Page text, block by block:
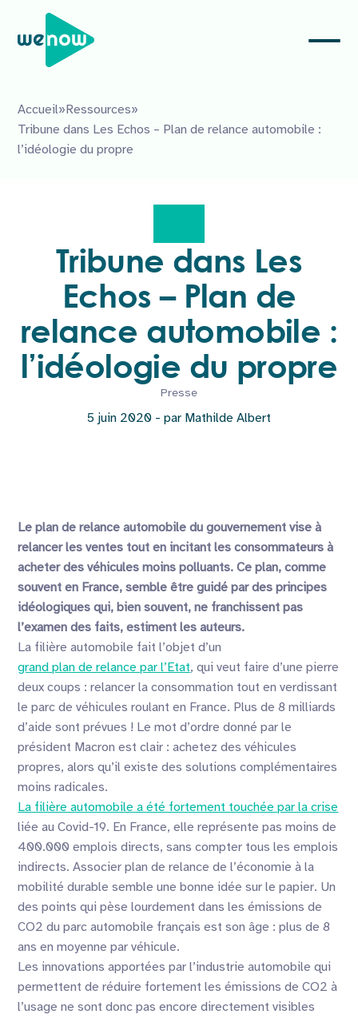
Accueil»Ressources»
Tribune dans Les Echos – Plan de relance automobile :
l’idéologie du propre
Tribune dans Les
Echos – Plan de
relance automobile :
l’idéologie du propre
Presse
5 juin 2020 - par Mathilde Albert
Le plan de relance automobile du gouvernement vise à
relancer les ventes tout en incitant les consommateurs à
acheter des véhicules moins polluants. Ce plan, comme
souvent en France, semble être guidé par des principes
idéologiques qui, bien souvent, ne franchissent pas
l’examen des faits, estiment les auteurs.
La filière automobile fait l’objet d’un
grand plan de relance par l’Etat, qui veut faire d’une pierre
deux coups : relancer la consommation tout en verdissant
le parc de véhicules roulant en France. Plus de 8 milliards
d’aide sont prévues ! Le mot d’ordre donné par le
président Macron est clair : achetez des véhicules
propres, alors qu’il existe des solutions complémentaires
moins radicales.
La filière automobile a été fortement touchée par la crise
liée au Covid-19. En France, elle représente pas moins de
400.000 emplois directs, sans compter tous les emplois
indirects. Associer plan de relance de l’économie à la
mobilité durable semble une bonne idée sur le papier. Un
des points qui pèse lourdement dans les émissions de
CO2 du parc automobile français est son âge : plus de 8
ans en moyenne par véhicule.
Les innovations apportées par l’industrie automobile qui
permettent de réduire fortement les émissions de CO2 à
l’usage ne sont donc pas encore directement visibles